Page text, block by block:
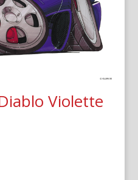
Violette